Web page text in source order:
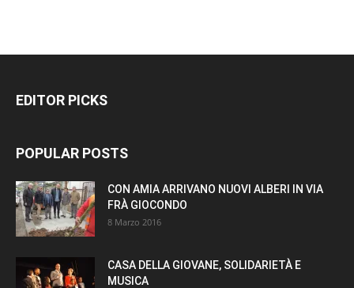
EDITOR PICKS
POPULAR POSTS
CON AMIA ARRIVANO NUOVI ALBERI IN VIA
FRÀ GIOCONDO
8 Marzo 2016
CASA DELLA GIOVANE, SOLIDARIETÀ E
MUSICA